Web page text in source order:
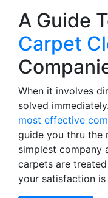
A Guide
Carpet
When it involves
solved
most effective
guide you thru the
simplest company
carpets are
your satisfaction is